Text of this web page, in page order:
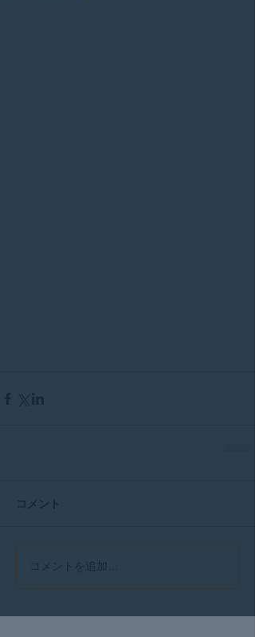
コメント
コメントを追加…